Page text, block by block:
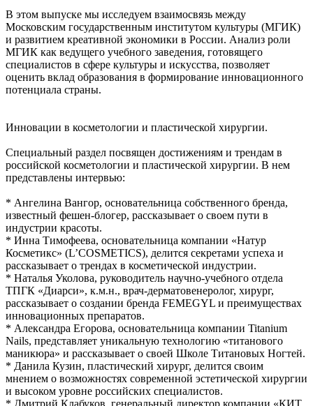
В этом выпуске мы исследуем взаимосвязь между
Московским государственным институтом культуры (МГИК)
и развитием креативной экономики в России. Анализ роли
МГИК как ведущего учебного заведения, готовящего
специалистов в сфере культуры и искусства, позволяет
оценить вклад образования в формирование инновационного
потенциала страны.
Инновации в косметологии и пластической хирургии.
Специальный раздел посвящен достижениям и трендам в
российской косметологии и пластической хирургии. В нем
представлены интервью:
* Ангелина Вангор, основательница собственного бренда,
известный фешен-блогер, рассказывает о своем пути в
индустрии красоты.
* Инна Тимофеева, основательница компании «Натур
Косметикс» (L’COSMETICS), делится секретами успеха и
рассказывает о трендах в косметической индустрии.
* Наталья Уколова, руководитель научно-учебного отдела
ТПГК «Диарси», к.м.н., врач-дерматовенеролог, хирург,
рассказывает о создании бренда FEMEGYL и преимуществах
инновационных препаратов.
* Александра Егорова, основательница компании Titanium
Nails, представляет уникальную технологию «титанового
маникюра» и рассказывает о своей Школе Титановых Ногтей.
* Данила Кузин, пластический хирург, делится своим
мнением о возможностях современной эстетической хирургии
и высоком уровне российских специалистов.
* Дмитрий Клабуков, генеральный директор компании «КИТ